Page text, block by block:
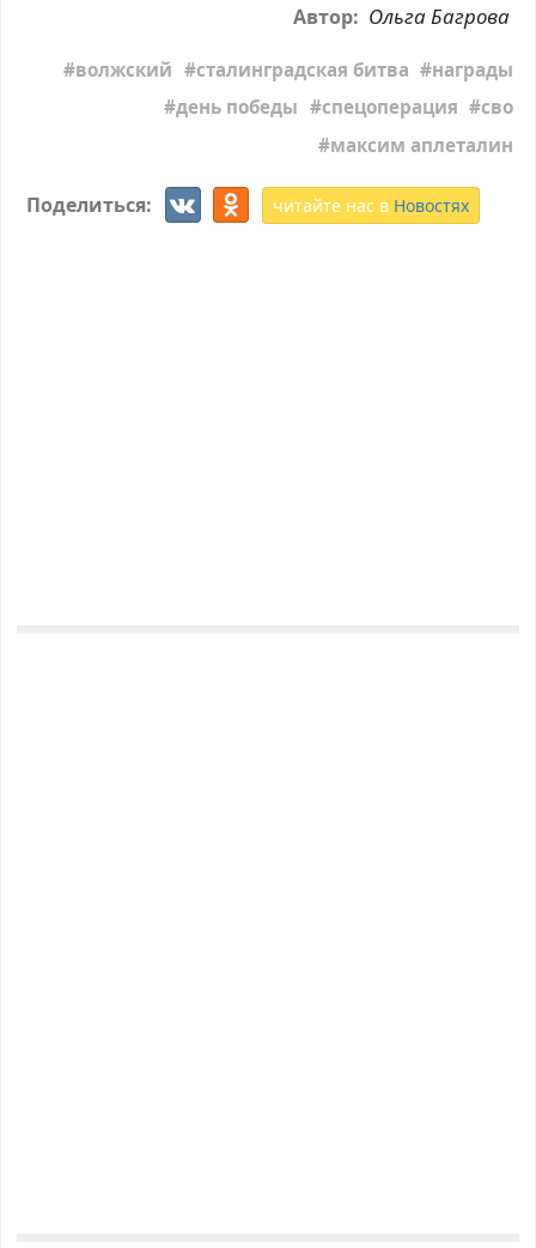
Автор: Ольга Багрова
волжский сталинградская битва
награды
день победы
спецоперация
сво
максим аплеталин
Поделиться: читайте нас в Новостях